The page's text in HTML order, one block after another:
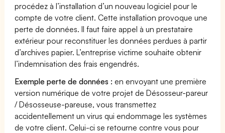
procédez à l’installation d’un nouveau logiciel pour le
compte de votre client. Cette installation provoque une
perte de données. Il faut faire appel à un prestataire
extérieur pour reconstituer les données perdues à partir
d’archives papier. L’entreprise victime souhaite obtenir
l’indemnisation des frais engendrés.
Exemple perte de données : en envoyant une première
version numérique de votre projet de Désosseur-pareur
/ Désosseuse-pareuse, vous transmettez
accidentellement un virus qui endommage les systèmes
de votre client. Celui-ci se retourne contre vous pour